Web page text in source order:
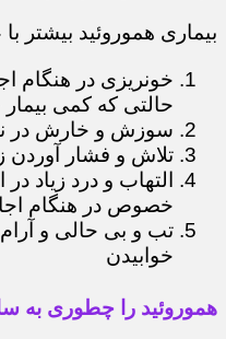
بیماری هموروئید بیشتر
خونریزی در هنگام
حالتی که کمی
سوزش و خارش در
تلاش و فشار آوردن
التهاب و درد زیاد
خصوص در هنگام
تب و بی حالی و
خوابیدن
هموروئید را چطوری به